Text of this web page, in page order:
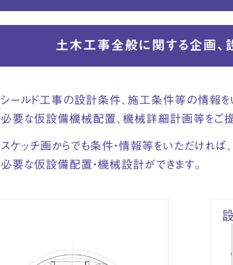
土木工事全般に関する企画、
シールド工事の設計条件、施工条件等の情報を
必要な仮設備機械配置、機械詳細計画等をご
スケッチ画からでも条件・情報等をいただければ、
必要な仮設備配置・機械設計ができます。